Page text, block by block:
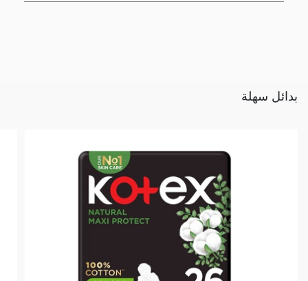
بدائل سهلة